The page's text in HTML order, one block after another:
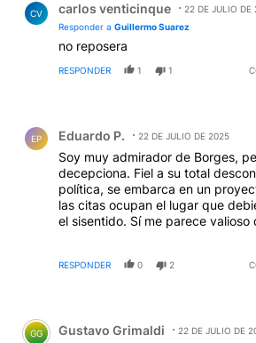
CV carlos venticinque
22 DE JULIO DE
Responder a Guillermo Suarez
no reposera
RESPONDER 1 1
EP Eduardo P. 22 DE JULIO DE 2025
Soy muy admirador de Borges,
decepciona. Fiel a su total
política, se embarca en un
las citas ocupan el lugar que
el sisentido. Sí me parece
mea culpa- hubiera firmado el
dignidad y la rebeldía todavía no
RESPONDER 0 2
Comentario de Gustavo Grimaldi.
GG Gustavo Grimaldi 22 DE JULIO DE